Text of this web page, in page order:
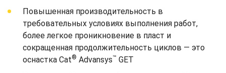
Повышенная производительность в
требовательных условиях выполнения работ,
более легкое проникновение в пласт и
сокращенная продолжительность циклов — это
оснастка Cat® Advansys™ GET